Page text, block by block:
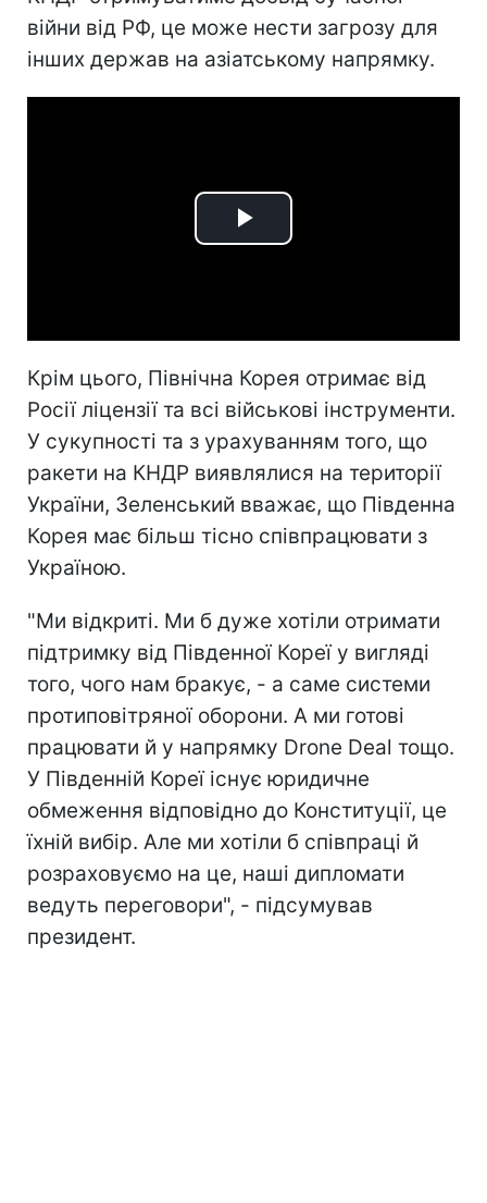
війни від РФ, це може нести загрозу для
інших держав на азіатському напрямку.
Play
Крім цього, Північна Корея отримає від
Росії ліцензії та всі військові інструменти.
У сукупності та з урахуванням того, що
ракети на КНДР виявлялися на території
України, Зеленський вважає, що Південна
Корея має більш тісно співпрацювати з
Україною.
"Ми відкриті. Ми б дуже хотіли отримати
підтримку від Південної Кореї у вигляді
того, чого нам бракує, - а саме системи
протиповітряної оборони. А ми готові
працювати й у напрямку Drone Deal тощо.
У Південній Кореї існує юридичне
обмеження відповідно до Конституції, це
їхній вибір. Але ми хотіли б співпраці й
розраховуємо на це, наші дипломати
ведуть переговори", - підсумував
президент.